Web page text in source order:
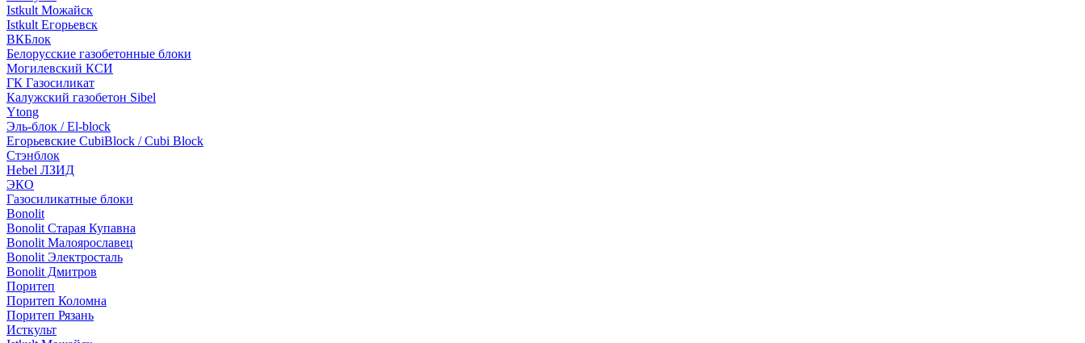
Istkult Можайск
Istkult Егорьевск
ВКБлок
Белорусские газобетонные блоки
Могилевский КСИ
ГК Газосиликат
Калужский газобетон Sibel
Ytong
Эль-блок / El-block
Егорьевские CubiBlock / Cubi Block
Стэнблок
Hebel ЛЗИД
ЭКО
Газосиликатные блоки
Bonolit
Bonolit Старая Купавна
Bonolit Малоярославец
Bonolit Электросталь
Bonolit Дмитров
Поритеп
Поритеп Коломна
Поритеп Рязань
Исткульт